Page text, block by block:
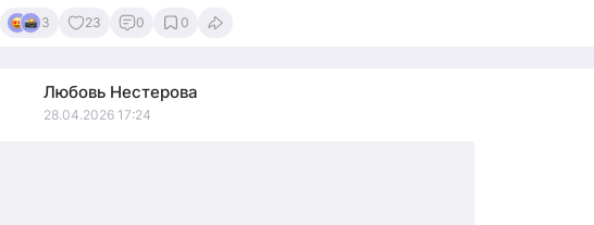
3 23 0 0
Любовь Нестерова
28.04.2026 17:24